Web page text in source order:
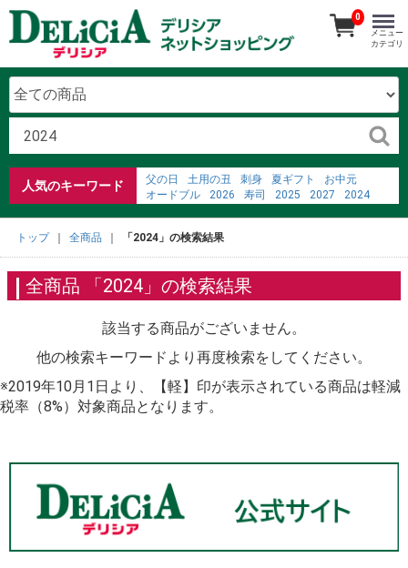
人気のキーワード 父の日 土用の丑 刺身 夏ギフト
お中元
オードブル
2026 寿司 2025 2027
2024
%E3%82%A2%E3%83%BC%E3%82%B9%E4%BB%98
%E3%83%94%E3%82%AA%E3%83%8B%E3%83%BC
%E8%8A%B1
0
メニュー
カテゴリ
トップ 全商品 「2024」の検索結果
全商品 「2024」の検索結果
該当する商品がございません。
他の検索キーワードより再度検索をしてください。
※2019年10月1日より、【軽】印が表示されている商品は軽減
税率（8%）対象商品となります。